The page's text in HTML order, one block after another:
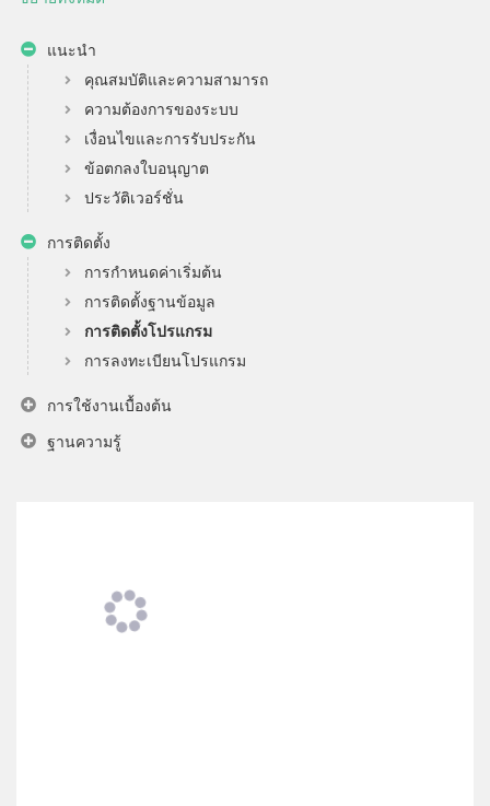
แนะนำ
คุณสมบัติและความสามารถ
ความต้องการของระบบ
เงื่อนไขและการรับประกัน
ข้อตกลงใบอนุญาต
ประวัติเวอร์ชั่น
การติดตั้ง
การกำหนดค่าเริ่มต้น
การติดตั้งฐานข้อมูล
การติดตั้งโปรแกรม
การลงทะเบียนโปรแกรม
การใช้งานเบื้องต้น
ฐานความรู้